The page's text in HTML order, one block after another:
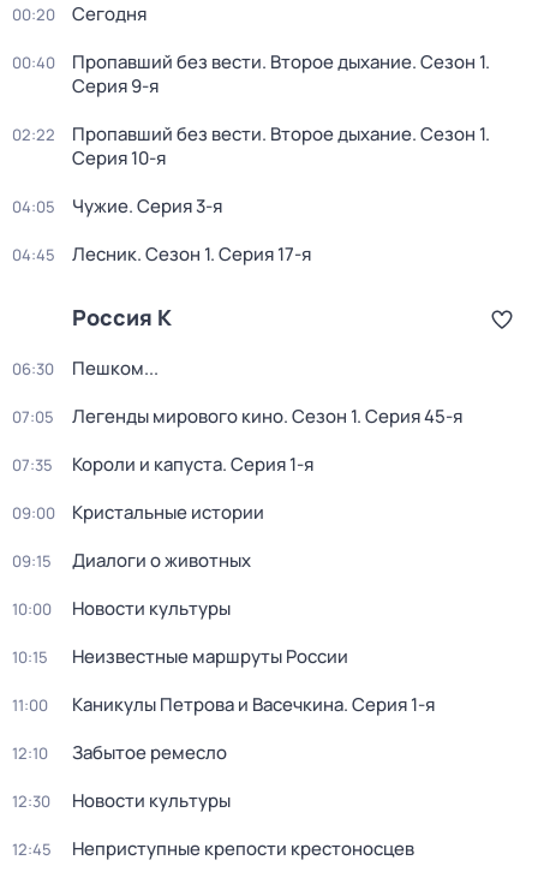
00:20 Сегодня
00:40 Пропавший без вести. Второе дыхание. Сезон 1.
Серия 9-я
02:22 Пропавший без вести. Второе дыхание. Сезон 1.
Серия 10-я
04:05 Чужие. Серия 3-я
04:45 Лесник. Сезон 1. Серия 17-я
Россия К
06:30 Пешком...
07:05 Легенды мирового кино. Сезон 1. Серия 45-я
07:35 Короли и капуста. Серия 1-я
09:00 Кристальные истории
09:15 Диалоги о животных
10:00 Новости культуры
10:15 Неизвестные маршруты России
11:00 Каникулы Петрова и Васечкина. Серия 1-я
12:10 Забытое ремесло
12:30 Новости культуры
12:45 Неприступные крепости крестоносцев